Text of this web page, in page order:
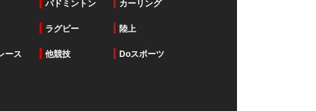
バドミントン カーリング
ラグビー 陸上
ース 他競技 Doスポーツ